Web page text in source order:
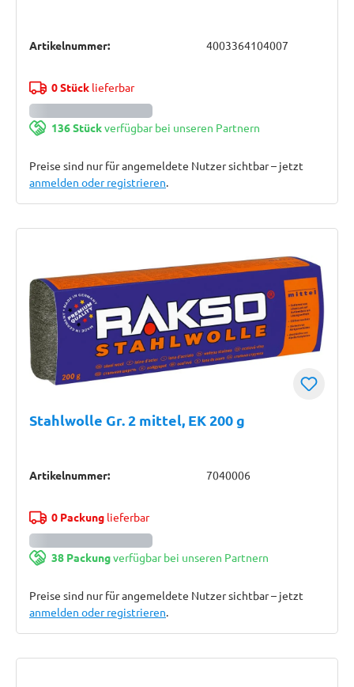
Artikelnummer: 4003364104007
0 Stücklieferbar
136 Stückverfügbar bei unseren Partnern
Preise sind nur für angemeldete Nutzer sichtbar – jetzt
anmelden oder registrieren.
Stahlwolle Gr. 2 mittel, EK 200 g
Artikelnummer: 7040006
0 Packunglieferbar
38 Packungverfügbar bei unseren Partnern
Preise sind nur für angemeldete Nutzer sichtbar – jetzt
anmelden oder registrieren.